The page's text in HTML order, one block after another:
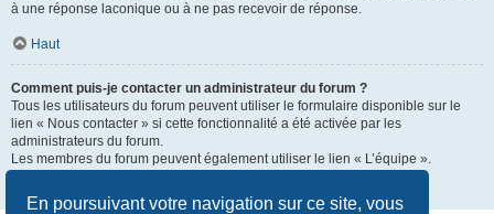
En poursuivant votre navigation sur ce site, vous
à une réponse laconique ou à ne pas recevoir de réponse.
Haut
Comment puis-je contacter un administrateur du forum ?
Tous les utilisateurs du forum peuvent utiliser le formulaire disponible sur le
lien « Nous contacter » si cette fonctionnalité a été activée par les
administrateurs du forum.
Les membres du forum peuvent également utiliser le lien « L’équipe ».
Haut